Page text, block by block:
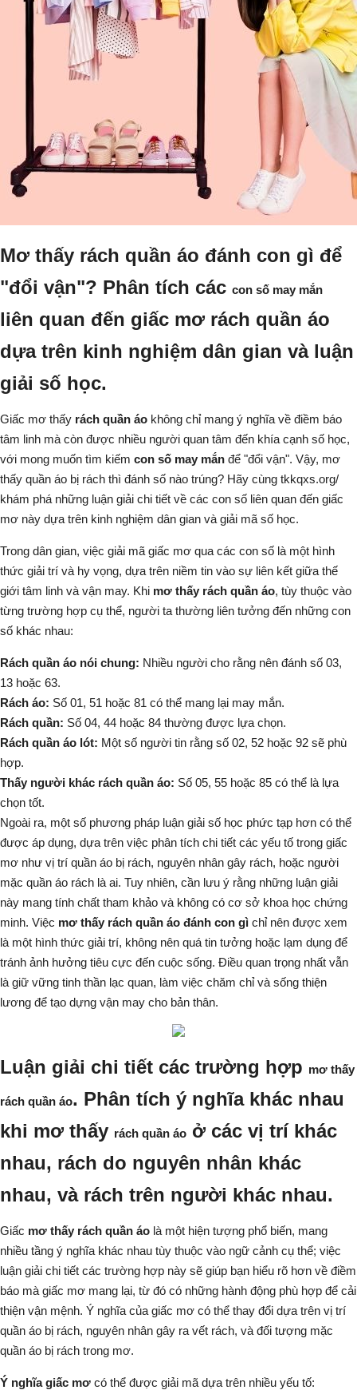
Mơ thấy rách quần áo đánh con gì để
"đổi vận"? Phân tích các con số may mắn
liên quan đến giấc mơ rách quần áo
dựa trên kinh nghiệm dân gian và luận
giải số học.
Giấc mơ thấy rách quần áo không chỉ mang ý nghĩa về điềm báo
tâm linh mà còn được nhiều người quan tâm đến khía cạnh số học,
với mong muốn tìm kiếm con số may mắn để "đổi vận". Vậy, mơ
thấy quần áo bị rách thì đánh số nào trúng? Hãy cùng tkkqxs.org/
khám phá những luận giải chi tiết về các con số liên quan đến giấc
mơ này dựa trên kinh nghiệm dân gian và giải mã số học.
Trong dân gian, việc giải mã giấc mơ qua các con số là một hình
thức giải trí và hy vọng, dựa trên niềm tin vào sự liên kết giữa thế
giới tâm linh và vận may. Khi mơ thấy rách quần áo, tùy thuộc vào
từng trường hợp cụ thể, người ta thường liên tưởng đến những con
số khác nhau:
Rách quần áo nói chung: Nhiều người cho rằng nên đánh số 03,
13 hoặc 63.
Rách áo: Số 01, 51 hoặc 81 có thể mang lại may mắn.
Rách quần: Số 04, 44 hoặc 84 thường được lựa chọn.
Rách quần áo lót: Một số người tin rằng số 02, 52 hoặc 92 sẽ phù
hợp.
Thấy người khác rách quần áo: Số 05, 55 hoặc 85 có thể là lựa
chọn tốt.
Ngoài ra, một số phương pháp luận giải số học phức tạp hơn có thể
được áp dụng, dựa trên việc phân tích chi tiết các yếu tố trong giấc
mơ như vị trí quần áo bị rách, nguyên nhân gây rách, hoặc người
mặc quần áo rách là ai. Tuy nhiên, cần lưu ý rằng những luận giải
này mang tính chất tham khảo và không có cơ sở khoa học chứng
minh. Việc mơ thấy rách quần áo đánh con gì chỉ nên được xem
là một hình thức giải trí, không nên quá tin tưởng hoặc lạm dụng để
tránh ảnh hưởng tiêu cực đến cuộc sống. Điều quan trọng nhất vẫn
là giữ vững tinh thần lạc quan, làm việc chăm chỉ và sống thiện
lương để tạo dựng vận may cho bản thân.
Luận giải chi tiết các trường hợp mơ thấy
rách quần áo. Phân tích ý nghĩa khác nhau
khi mơ thấy rách quần áo ở các vị trí khác
nhau, rách do nguyên nhân khác
nhau, và rách trên người khác nhau.
Giấc mơ thấy rách quần áo là một hiện tượng phổ biến, mang
nhiều tầng ý nghĩa khác nhau tùy thuộc vào ngữ cảnh cụ thể; việc
luận giải chi tiết các trường hợp này sẽ giúp bạn hiểu rõ hơn về điềm
báo mà giấc mơ mang lại, từ đó có những hành động phù hợp để cải
thiện vận mệnh. Ý nghĩa của giấc mơ có thể thay đổi dựa trên vị trí
quần áo bị rách, nguyên nhân gây ra vết rách, và đối tượng mặc
quần áo bị rách trong mơ.
Ý nghĩa giấc mơ có thể được giải mã dựa trên nhiều yếu tố: